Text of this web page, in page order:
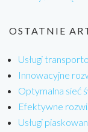
OSTATNIE
Usługi
Innowacyjne
Optymalna sieć
Efektywne
Usługi